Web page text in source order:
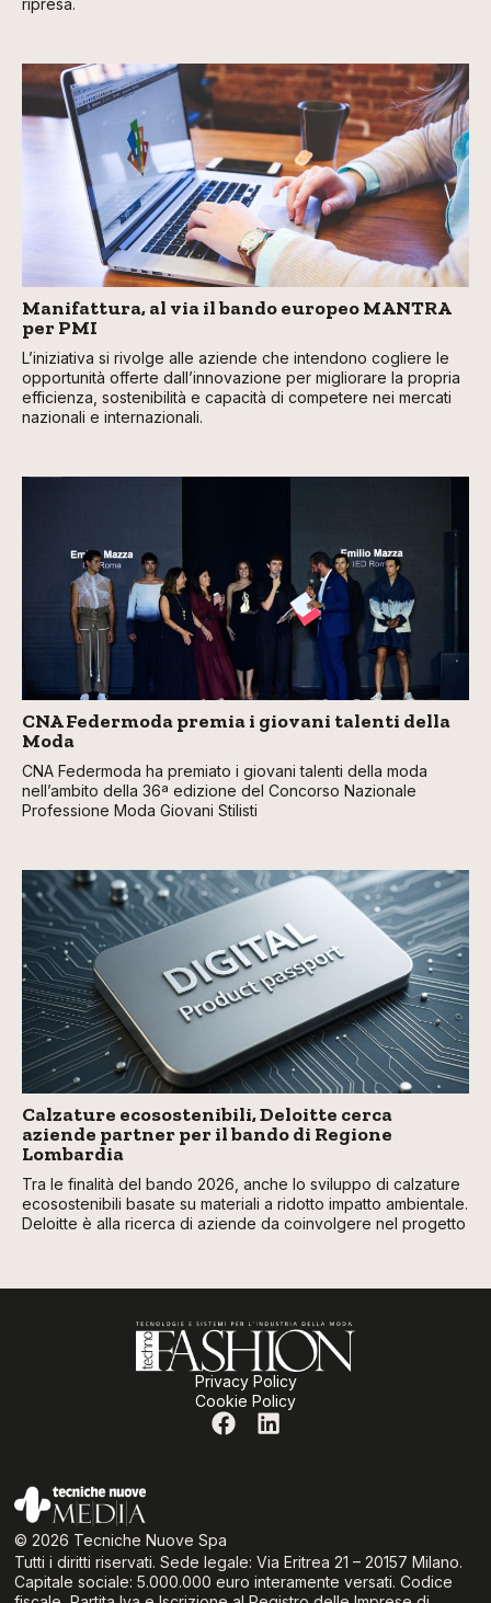
ripresa.
Manifattura, al via il bando europeo MANTRA
per PMI
L’iniziativa si rivolge alle aziende che intendono cogliere le
opportunità offerte dall’innovazione per migliorare la propria
efficienza, sostenibilità e capacità di competere nei mercati
nazionali e internazionali.
CNA Federmoda premia i giovani talenti della
Moda
CNA Federmoda ha premiato i giovani talenti della moda
nell’ambito della 36ª edizione del Concorso Nazionale
Professione Moda Giovani Stilisti
Calzature ecosostenibili, Deloitte cerca
aziende partner per il bando di Regione
Lombardia
Tra le finalità del bando 2026, anche lo sviluppo di calzature
ecosostenibili basate su materiali a ridotto impatto ambientale.
Deloitte è alla ricerca di aziende da coinvolgere nel progetto
Privacy Policy
Cookie Policy
© 2026 Tecniche Nuove Spa
Tutti i diritti riservati. Sede legale: Via Eritrea 21 – 20157 Milano.
Capitale sociale: 5.000.000 euro interamente versati. Codice